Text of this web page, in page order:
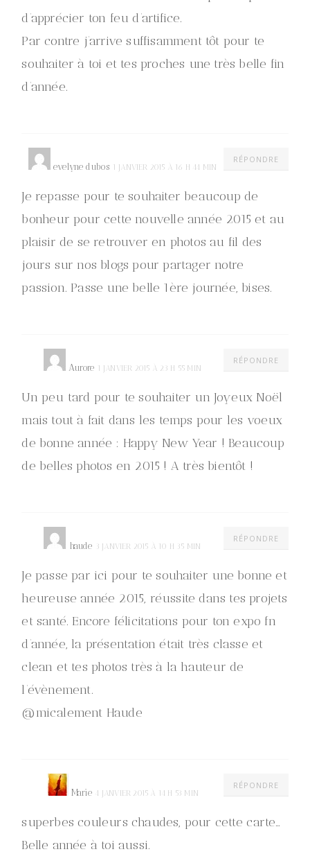
d’apprécier ton feu d’artifice.
Par contre j’arrive suffisamment tôt pour te
souhaiter à toi et tes proches une très belle fin
d’année.
RÉPONDRE
evelyne dubos 1 JANVIER 2015 À 16 H 44 MIN
Je repasse pour te souhaiter beaucoup de
bonheur pour cette nouvelle année 2015 et au
plaisir de se retrouver en photos au fil des
jours sur nos blogs pour partager notre
passion. Passe une belle 1ère journée, bises.
RÉPONDRE
Aurore 1 JANVIER 2015 À 23 H 55 MIN
Un peu tard pour te souhaiter un Joyeux Noël
mais tout à fait dans les temps pour les voeux
de bonne année : Happy New Year ! Beaucoup
de belles photos en 2015 ! A très bientôt !
RÉPONDRE
haude 3 JANVIER 2015 À 10 H 35 MIN
Je passe par ici pour te souhaiter une bonne et
heureuse année 2015, réussite dans tes projets
et santé. Encore félicitations pour ton expo fn
d’année, la présentation était très classe et
clean et tes photos très à la hauteur de
l’évènement.
@micalement Haude
RÉPONDRE
Marie 4 JANVIER 2015 À 14 H 53 MIN
superbes couleurs chaudes, pour cette carte…
Belle année à toi aussi.